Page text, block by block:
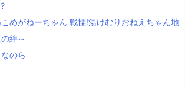
めがねーちゃん 戦慄!湯けむりおねえちゃん地
絆～
のら